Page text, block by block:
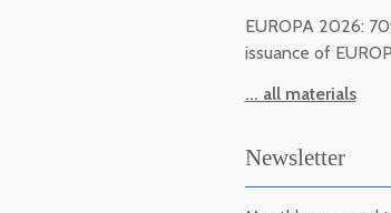
EUROPA 2026:
issuance of
... all materials
Newsletter